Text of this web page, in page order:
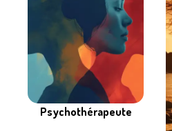
Psychothérapeute